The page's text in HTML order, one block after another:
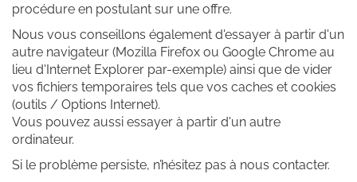
procédure en postulant sur une offre.
Nous vous conseillons également d'essayer à partir d'un
autre navigateur (Mozilla Firefox ou Google Chrome au
lieu d'Internet Explorer par-exemple) ainsi que de vider
vos fichiers temporaires tels que vos caches et cookies
(outils / Options Internet).
Vous pouvez aussi essayer à partir d'un autre
ordinateur.
Si le problème persiste, n’hésitez pas à nous contacter.